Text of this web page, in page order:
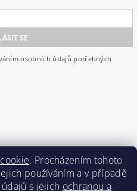
osobních údajů potřebných
. Procházením tohoto
používáním a v případě
s jejich ochranou a